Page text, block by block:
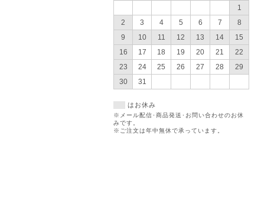
1
2
3 4 5 6 7
8
9
10 11 12 13 14
15
16
17 18 19 20 21
22
23
24 25 26 27 28
29
30
31
はお休み
※メール配信･商品発送･お問い合わせのお休
みです。
※ご注文は年中無休で承っています。